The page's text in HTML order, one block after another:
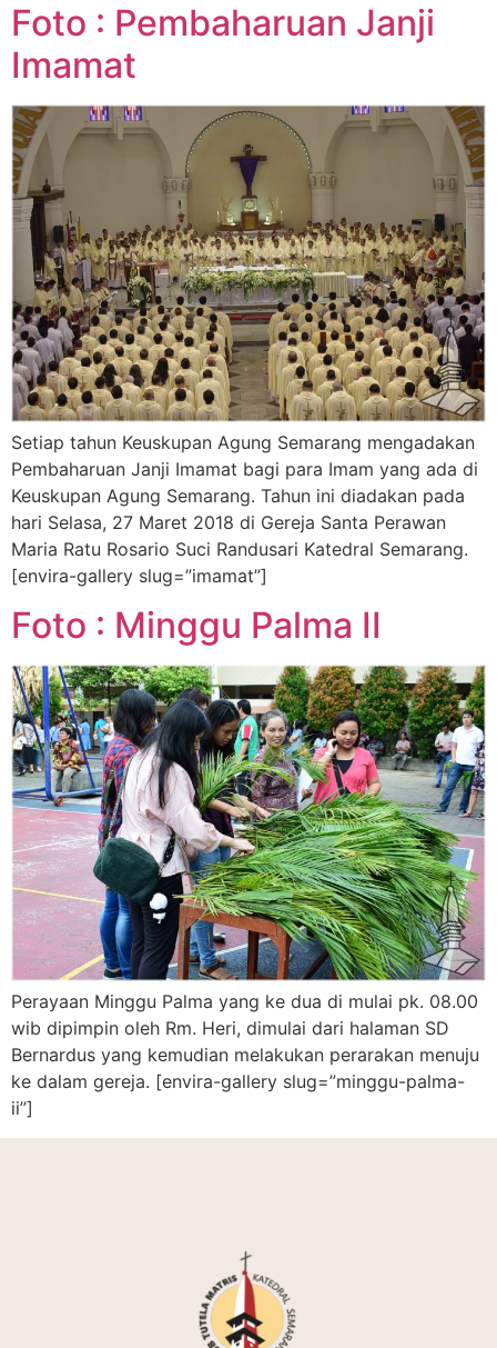
Foto : Pembaharuan Janji
Imamat
Setiap tahun Keuskupan Agung Semarang mengadakan
Pembaharuan Janji Imamat bagi para Imam yang ada di
Keuskupan Agung Semarang. Tahun ini diadakan pada
hari Selasa, 27 Maret 2018 di Gereja Santa Perawan
Maria Ratu Rosario Suci Randusari Katedral Semarang.
[envira-gallery slug=”imamat”]
Foto : Minggu Palma II
Perayaan Minggu Palma yang ke dua di mulai pk. 08.00
wib dipimpin oleh Rm. Heri, dimulai dari halaman SD
Bernardus yang kemudian melakukan perarakan menuju
ke dalam gereja. [envira-gallery slug=”minggu-palma-
ii”]